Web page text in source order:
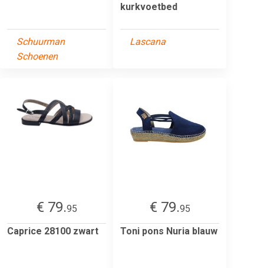
Schuurman
Schoenen
kurkvoetbed
Lascana
€ 79.95
Caprice 28100 zwart
€ 79.95
Toni pons Nuria blauw